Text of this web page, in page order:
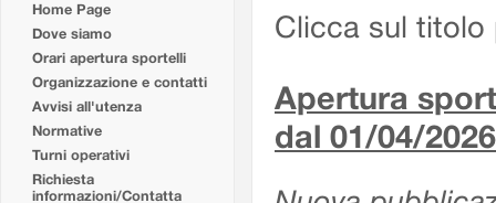
Home Page
Dove siamo
Orari apertura sportelli
Organizzazione e contatti
Avvisi all'utenza
Normative
Turni operativi
Richiesta
informazioni/Contatta
Clicca sul titolo
Apertura
dal 01/04/2026